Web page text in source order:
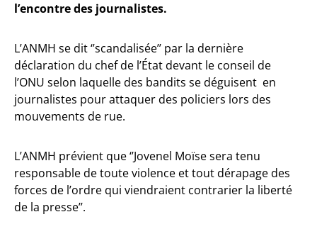
l’encontre des journalistes.
L’ANMH se dit ‘’scandalisée’’ par la dernière
déclaration du chef de l’État devant le conseil de
l’ONU selon laquelle des bandits se déguisent en
journalistes pour attaquer des policiers lors des
mouvements de rue.
L’ANMH prévient que ‘’Jovenel Moïse sera tenu
responsable de toute violence et tout dérapage des
forces de l’ordre qui viendraient contrarier la liberté
de la presse’’.